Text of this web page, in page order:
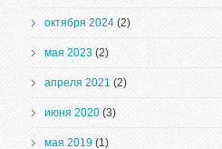
октября 2024 (2)
мая 2023 (2)
апреля 2021 (2)
июня 2020 (3)
мая 2019 (1)